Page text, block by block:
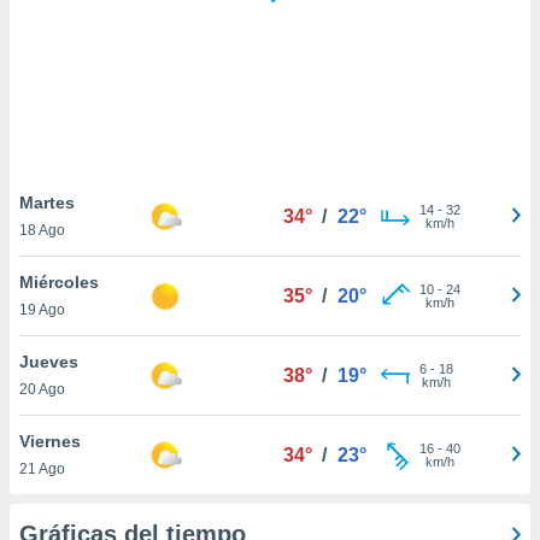
similares
como
sitio
de
traten tus
en
interés
su
Martes
18 Ago
34° / 22° 14- 32
km/h
Miércoles
19 Ago
35° / 20° 10- 24
km/h
Jueves
20 Ago
38° / 19° 6- 18
km/h
Viernes
21 Ago
34° / 23° 16- 40
km/h
Gráficas del tiempo